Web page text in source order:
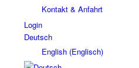
Kontakt & Anfahrt
Login
Deutsch
English(Englisch)